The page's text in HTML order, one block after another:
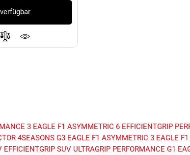
3 EAGLE F1 ASYMMETRIC 6 EFFICIENTGRIP
4SEASONS G3 EAGLE F1 ASYMMETRIC 3 EAGLE
EFFICIENTGRIP SUV ULTRAGRIP PERFORMANCE G1